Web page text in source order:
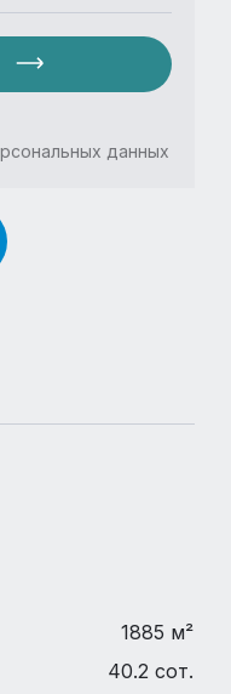
данных
1885 м²
40.2 сот.